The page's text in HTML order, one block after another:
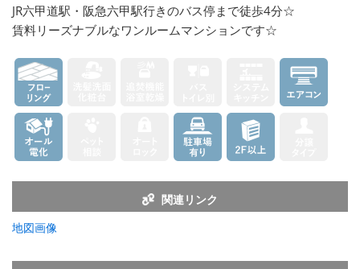
JR六甲道駅・阪急六甲駅行きのバス停まで徒歩4分☆
賃料リーズナブルなワンルームマンションです☆
関連リンク
地図画像